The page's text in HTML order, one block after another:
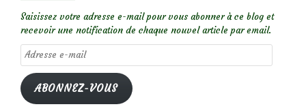
Saisissez votre adresse e-mail pour vous abonner à ce blog et
recevoir une notification de chaque nouvel article par email.
Adresse
e-
mail
ABONNEZ-VOUS